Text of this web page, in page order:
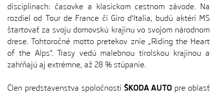
disciplínach: časovke a klasickom cestnom závode. Na
rozdiel od Tour de France či Giro d'Italia, budú aktéri MS
štartovať za svoju domovskú krajinu vo svojom národnom
drese. Tohtoročné motto pretekov znie „Riding the Heart
of the Alps“. Trasy vedú malebnou tirolskou krajinou a
zahŕňajú aj extrémne, až 28 % stúpanie.
Člen predstavenstva spoločnosti ŠKODA AUTO pre oblasť